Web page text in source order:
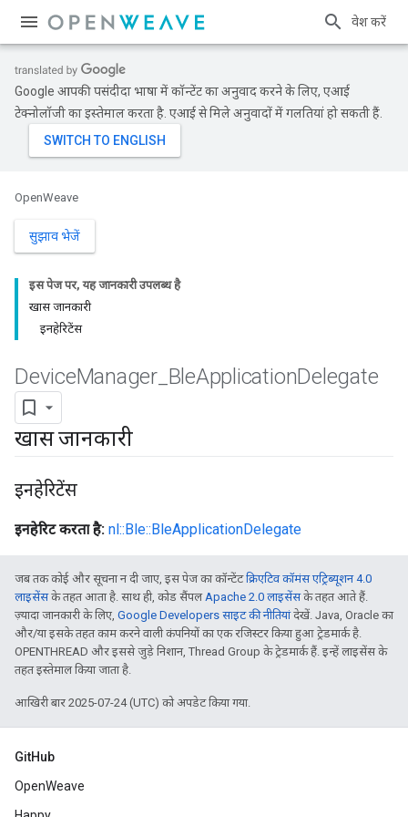
प्रवेश करें
Google आपकी पसंदीदा भाषा में कॉन्टेंट का अनुवाद करने के लिए, एआई
टेक्नोलॉजी का इस्तेमाल करता है. एआई से मिले अनुवादों में गलतियां हो सकती हैं.
OpenWeave
सुझाव भेजें
इस पेज पर, यह जानकारी उपलब्ध है
खास जानकारी
इनहेरिटेंस
DeviceManager_ BleApplicationDelegate
खास जानकारी
इनहेरिटेंस
इनहेरिट करता है: nl::Ble::BleApplicationDelegate
जब तक कोई और सूचना न दी जाए, इस पेज का कॉन्टेंटक्रिएटिव कॉमंस एट्रिब्यूशन 4.0
लाइसेंसके तहत आता है. साथ ही, कोड सैंपलApache 2.0 लाइसेंसके तहत आते हैं.
ज़्यादा जानकारी के लिए, Google Developers साइट की नीतियांदेखें. Java, Oracle का
और/या इसके तहत काम करने वाली कंपनियों का एक रजिस्टर किया हुआ ट्रेडमार्क है.
OPENTHREAD और इससे जुड़े निशान, Thread Group के ट्रेडमार्क हैं. इन्हें लाइसेंस के
तहत इस्तेमाल किया जाता है.
आखिरी बार 2025-07-24 (UTC) को अपडेट किया गया.
GitHub
OpenWeave